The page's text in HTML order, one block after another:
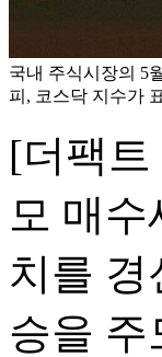
국내 주식시장의 5
피, 코스닥 지수가
[더팩
모 매수
치를
승을 주